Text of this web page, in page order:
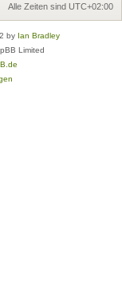
Alle Zeiten sind UTC+02:00
by Ian Bradley
Limited